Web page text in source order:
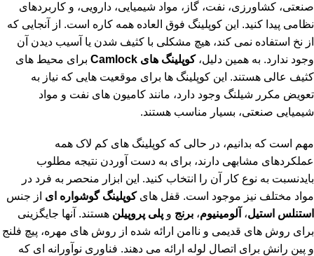
صنعتی، کشاورزی، نفت، گاز، مواد شیمیایی، دارویی، و کاربردهای
نظامی پیدا کنید. این کوپلینگ فوق العاده همه کاره است. از آنجایی که
از نخ استفاده نمی کند، هیچ مشکلی با کثیف شدن یا آسیب دیدن آن
وجود ندارد. به همین دلیل،کوپلینگ های
برای محیط های
کثیف عالی هستند. این کوپلینگ ها برای موقعیت هایی که نیاز به
تعویض مکرر شیلنگ وجود دارد، مانند کامیون های نفت و مواد
شیمیایی صنعتی، بسیار مناسب هستند.
مهم است که بدانیم، در حالی که کوپلینگ های کم لاک همه
عملکردهای مشابهی دارند، برای به دست آوردن نتیجه مطلوب
بایدنسبت به نوع کار آن را انتخاب کنید. این ابزار منحصر به فرد در
مواد مختلف نیز موجود است. قفل هایکوپلینگ گوشواره ای از جنس
استنلس استیل، آلومینیوم، برنج و پلی پروپیلن هستند. آنها جایگزینی
برای روش های قدیمی و ناامن ارائه شده از روش های مهره، پیچ فلنج
و پین رانش برای اتصال لوله ارائه می دهند. فناوری نوآورانه ای که